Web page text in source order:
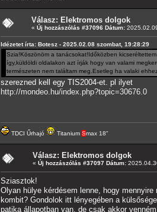
Válasz: Elektromos dolgok
« Új hozzászólás #37096 Dátum:
Idézetet írta: Botesz - 2025.02.08 szombat, 19:28:29
Szia!Köszönöm a tanácsokat!Időközben
így,küldöldi oldalakon azt írják hogy van valami
természeten nem találtam meg.Esetleg ha valaki
szerezned kell egy TIS2004-et. pl ilyet
http://mondeo.hu/index.php?topic=30676.0
TDCI Űrhajó Titanium Smax 18"
Válasz: Elektromos dolgok
« Új hozzászólás #37097 Dátum:
Sziasztok!
Olyan hülye kérdésem lenne, hogy
kombit? Gondolok itt lényegében a
patika állapotban van, de csak akkor